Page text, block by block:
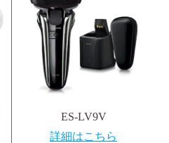
ES-LV9V
詳細はこちら